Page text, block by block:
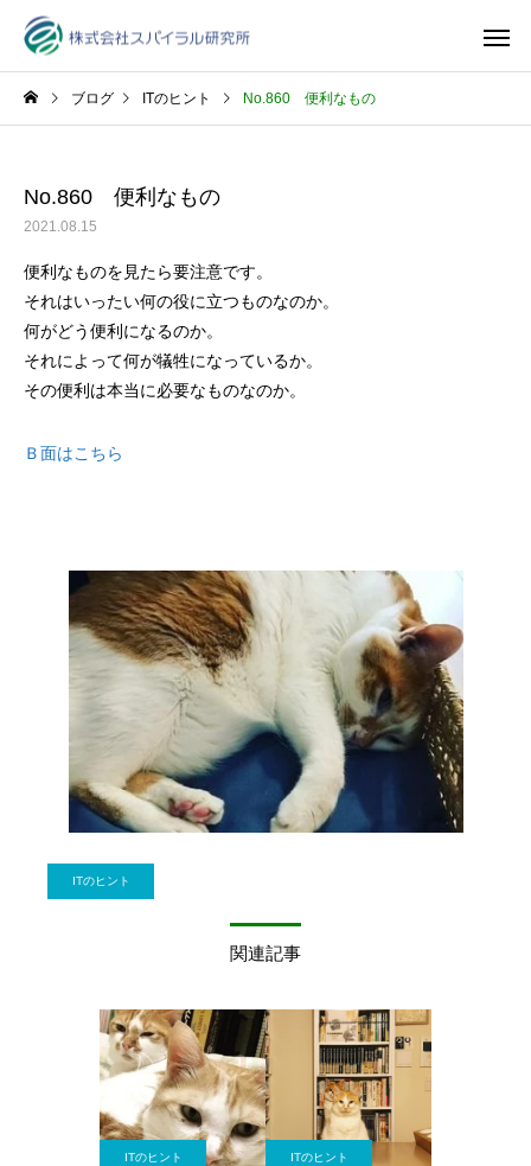
ブログ ITのヒント No.860 便利なもの
No.860 便利なもの
2021.08.15
便利なものを見たら要注意です。
それはいったい何の役に立つものなのか。
何がどう便利になるのか。
それによって何が犠牲になっているか。
その便利は本当に必要なものなのか。
Ｂ面はこちら
ITのヒント
関連記事
ITのヒント ITのヒント